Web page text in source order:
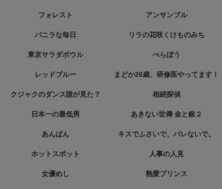
フォレスト アンサンブル
バニラな毎日 リラの花咲くけものみち
東京サラダボウル べらぼう
レッドブルー まどか26歳、研修医やってます！
クジャクのダンス誰が見た？ 相続探偵
日本一の最低男 あきない世傳 金と銀２
あんぱん キスでふさいで、バレないで。
ホットスポット 人事の人見
女優めし 熱愛プリンス